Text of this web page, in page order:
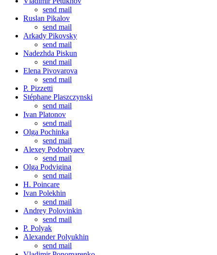
send mail
Ruslan Pikalov
send mail
Arkady Pikovsky
send mail
Nadezhda Piskun
send mail
Elena Pivovarova
send mail
P. Pizzetti
Stéphane Plaszczynski
send mail
Ivan Platonov
send mail
Olga Pochinka
send mail
Alexey Podobryaev
send mail
Olga Podvigina
send mail
H. Poincare
Ivan Polekhin
send mail
Andrey Polovinkin
send mail
P. Polyak
Alexander Polyukhin
send mail